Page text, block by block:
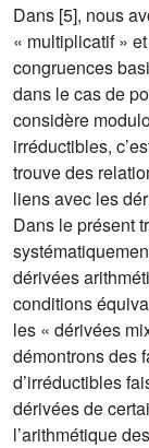
Dans [5], nous
« multiplicatif »
congruences
dans le cas de
considère
irréductibles,
trouve des
liens avec les
Dans le présent
dérivées
conditions
les « dérivées
démontrons des
d’irréductibles
dérivées de
l’arithmétique